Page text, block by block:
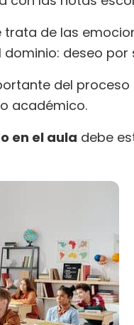
trata de las
deseo por
del proceso
académico.
en el aula debe